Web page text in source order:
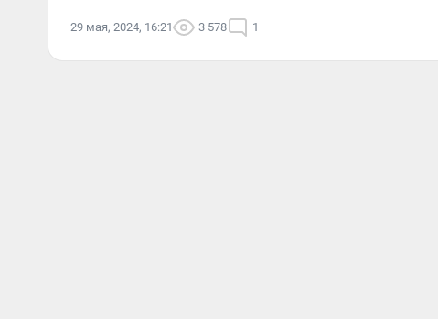
29 мая, 2024, 16:21 3 578 1